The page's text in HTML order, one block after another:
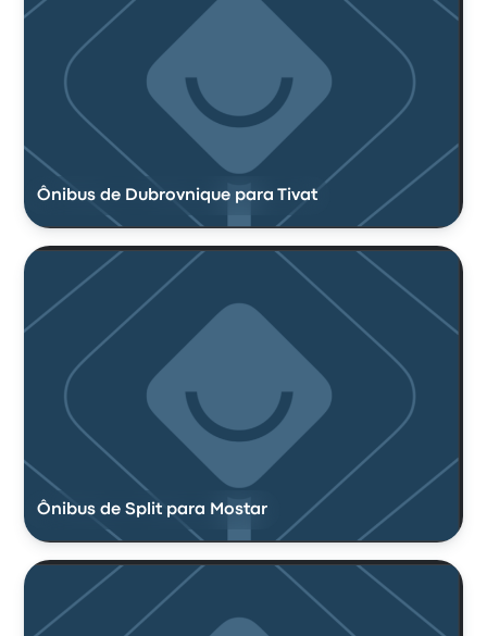
Ônibus de Dubrovnique para Tivat
Ônibus de Split para Mostar